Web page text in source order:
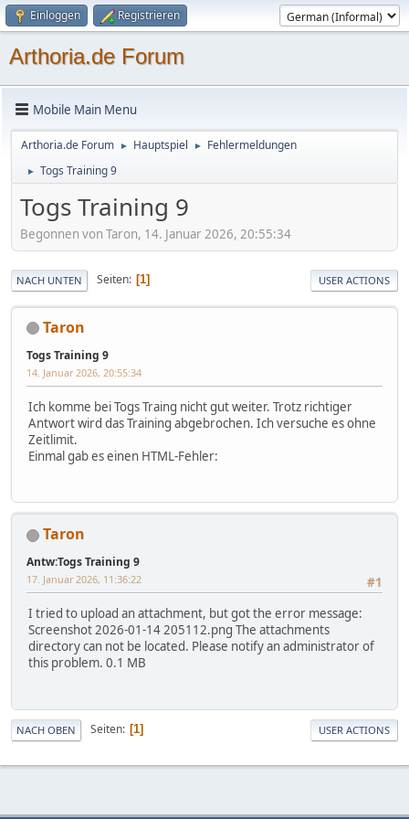
Einloggen Registrieren
Arthoria.de Forum
Mobile Main Menu
Arthoria.de Forum ► Hauptspiel ► Fehlermeldungen
► Togs Training 9
Togs Training 9
Begonnen von Taron, 14. Januar 2026, 20:55:34
NACH UNTEN Seiten 1 USER ACTIONS
Taron
Togs Training 9
14. Januar 2026, 20:55:34
Ich komme bei Togs Traing nicht gut weiter. Trotz richtiger
Antwort wird das Training abgebrochen. Ich versuche es ohne
Zeitlimit.
Einmal gab es einen HTML-Fehler:
Taron
Antw:Togs Training 9
#1
17. Januar 2026, 11:36:22
I tried to upload an attachment, but got the error message:
Screenshot 2026-01-14 205112.png The attachments
directory can not be located. Please notify an administrator of
this problem. 0.1 MB
NACH OBEN Seiten 1 USER ACTIONS